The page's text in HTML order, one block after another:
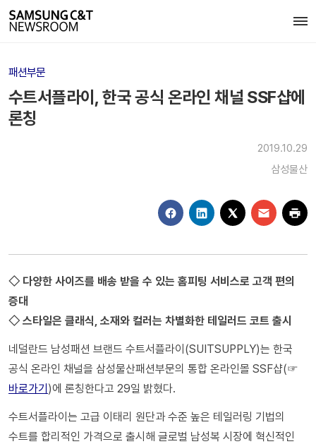
패션부문
수트서플라이, 한국 공식 온라인 채널 SSF샵에
론칭
2019.10.29
삼성물산
◇ 다양한 사이즈를 배송 받을 수 있는 홈피팅 서비스로 고객 편의
증대
◇ 스타일은 클래식, 소재와 컬러는 차별화한 테일러드 코트 출시
네덜란드 남성패션 브랜드 수트서플라이(SUITSUPPLY)는 한국
공식 온라인 채널을 삼성물산패션부문의 통합 온라인몰 SSF샵(☞
바로가기)에 론칭한다고 29일 밝혔다.
수트서플라이는 고급 이태리 원단과 수준 높은 테일러링 기법의
수트를 합리적인 가격으로 출시해 글로벌 남성복 시장에 혁신적인